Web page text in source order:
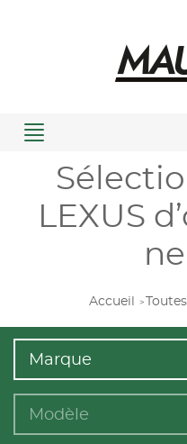
Menu
LEXUS
Accueil
Marque
Modèle